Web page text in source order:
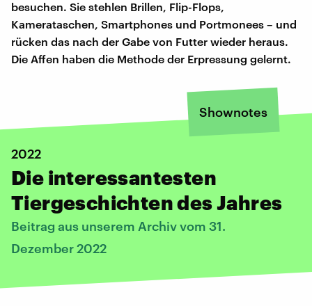
besuchen. Sie stehlen Brillen, Flip-Flops,
Kamerataschen, Smartphones und Portmonees – und
rücken das nach der Gabe von Futter wieder heraus.
Die Affen haben die Methode der Erpressung gelernt.
Shownotes
2022
Die interessantesten
Tiergeschichten des Jahres
Beitrag aus unserem Archiv vom 31.
Dezember 2022